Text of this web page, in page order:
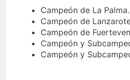
Campeón de La Palma.
Campeón de
Campeón de
Campeón y
Campeón y